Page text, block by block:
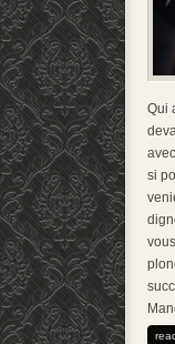
Qui
si